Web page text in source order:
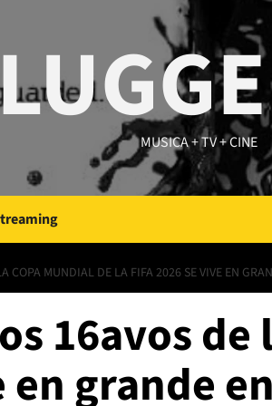
MUSICA + TV + CINE
COPA MUNDIAL DE LA FIFA 2026 SE VIVE EN
16avos
en grande